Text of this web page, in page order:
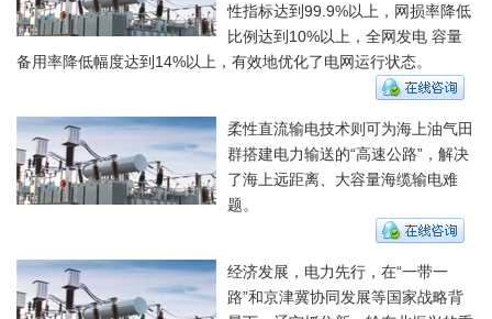
性指标达到99.9%以上，网损率降低
比例达到10%以上，全网发电 容量
备用率降低幅度达到14%以上，有效地优化了电网运行状态。
柔性直流输电技术则可为海上油气田
群搭建电力输送的“高速公路”，解决
了海上远距离、大容量海缆输电难
题。
经济发展，电力先行，在“一带一
路”和京津冀协同发展等国家战略背